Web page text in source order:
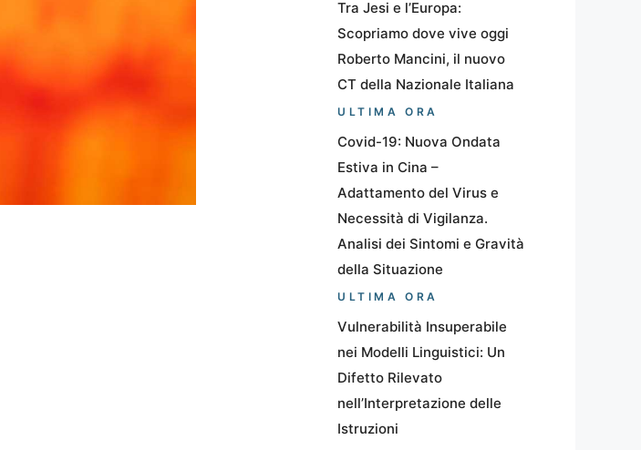
Tra Jesi e l’Europa:
Scopriamo dove vive oggi
Roberto Mancini, il nuovo
CT della Nazionale Italiana
ULTIMA ORA
Covid-19: Nuova Ondata
Estiva in Cina –
Adattamento del Virus e
Necessità di Vigilanza.
Analisi dei Sintomi e Gravità
della Situazione
ULTIMA ORA
Vulnerabilità Insuperabile
nei Modelli Linguistici: Un
Difetto Rilevato
nell’Interpretazione delle
Istruzioni